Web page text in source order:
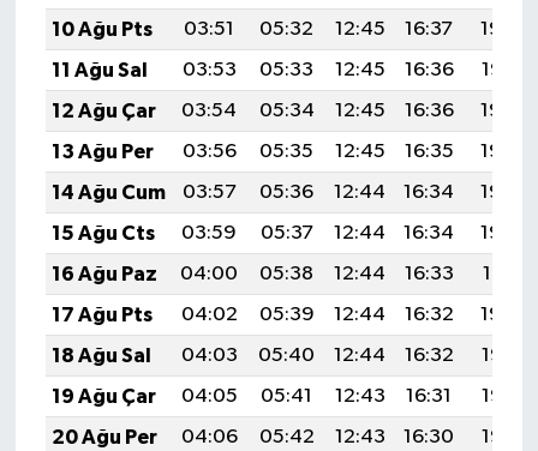
10 Ağu Pts
03:51 05:32 12:45 16:37
19:49
11 Ağu Sal
03:53 05:33 12:45 16:36
19:47
12 Ağu Çar
03:54 05:34 12:45 16:36
19:46
13 Ağu Per
03:56 05:35 12:45 16:35
19:45
14 Ağu Cum
03:57 05:36 12:44 16:34
19:43
15 Ağu Cts
03:59 05:37 12:44 16:34
19:42
16 Ağu Paz
04:00 05:38 12:44 16:33
19:41
17 Ağu Pts
04:02 05:39 12:44 16:32
19:39
18 Ağu Sal
04:03 05:40 12:44 16:32
19:38
19 Ağu Çar
04:05 05:41 12:43 16:31
19:36
20 Ağu Per
04:06 05:42 12:43 16:30
19:35